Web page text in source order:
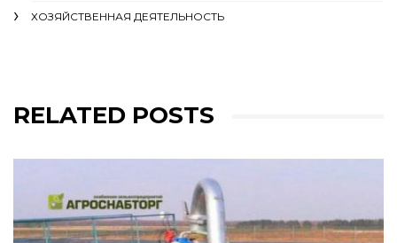
ХОЗЯЙСТВЕННАЯ ДЕЯТЕЛЬНОСТЬ
RELATED POSTS